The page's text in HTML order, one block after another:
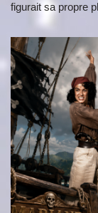
figurait sa propre